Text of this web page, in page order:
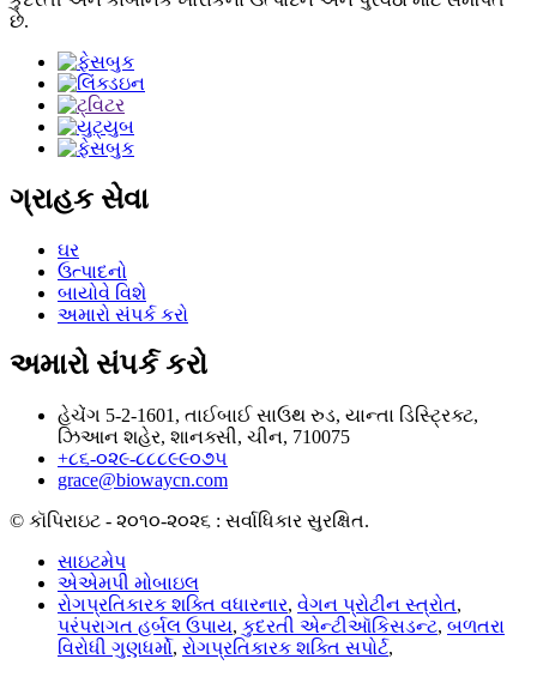
છે.
ગ્રાહક સેવા
ઘર
ઉત્પાદનો
બાયોવે વિશે
અમારો સંપર્ક કરો
અમારો સંપર્ક કરો
હેચેંગ 5-2-1601, તાઈબાઈ સાઉથ રુડ, યાન્તા ડિસ્ટ્રિક્ટ,
ઝિઆન શહેર, શાનક્સી, ચીન, 710075
+૮૬-૦૨૯-૮૮૮૯૯૦૭૫
grace@biowaycn.com
© કૉપિરાઇટ - ૨૦૧૦-૨૦૨૬ : સર્વાધિકાર સુરક્ષિત.
સાઇટમેપ
એએમપી મોબાઇલ
રોગપ્રતિકારક શક્તિ વધારનાર, વેગન પ્રોટીન સ્ત્રોત,
પરંપરાગત હર્બલ ઉપાય, કુદરતી એન્ટીઑકિસડન્ટ, બળતરા
વિરોધી ગુણધર્મો, રોગપ્રતિકારક શક્તિ સપોર્ટ,